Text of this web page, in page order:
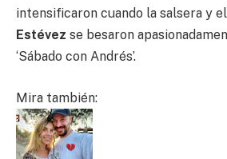
intensificaron cuando la salsera y
Estévez se besaron
‘Sábado con Andrés’.
Mira también: